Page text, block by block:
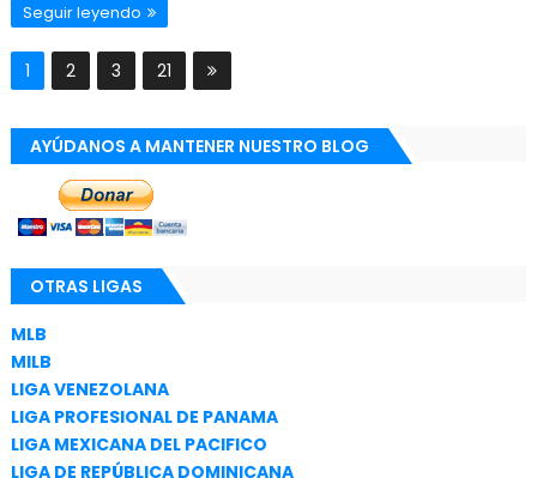
Seguir leyendo
1 2 3 21
AYÚDANOS A MANTENER NUESTRO BLOG
OTRAS LIGAS
MLB
MILB
LIGA VENEZOLANA
LIGA PROFESIONAL DE PANAMA
LIGA MEXICANA DEL PACIFICO
LIGA DE REPÚBLICA DOMINICANA